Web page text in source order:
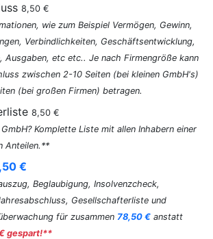
8,50 €
wie zum Beispiel Vermögen, Gewinn,
Verbindlichkeiten, Geschäftsentwicklung,
Ausgaben, etc etc.. Je nach Firmengröße kann
zwischen 2-10 Seiten (bei kleinen GmbH's)
(bei großen Firmen) betragen.
8,50 €
Komplette Liste mit allen Inhabern einer
Anteilen.**
€
Beglaubigung, Insolvenzcheck,
Gesellschafterliste und
für zusammen 78,50 € anstatt
gespart!**